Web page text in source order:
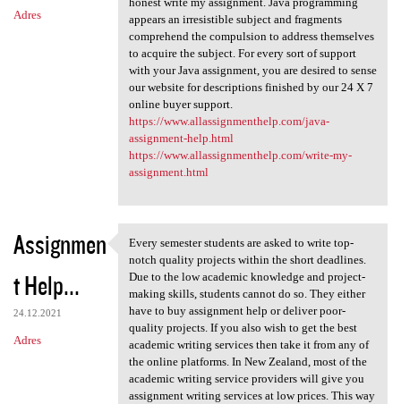
Adres
appears an irresistible subject and fragments
comprehend the compulsion to address themselves
to acquire the subject. For every sort of support
with your Java assignment, you are desired to sense
our website for descriptions finished by our 24 X 7
online buyer support.
https://www.allassignmenthelp.com/java-
assignment-help.html
https://www.allassignmenthelp.com/write-my-
assignment.html
Assignmen
t Help...
24.12.2021
Adres
Every semester students are
Every semester students are asked to write top-
notch quality projects within the short deadlines.
Due to the low academic knowledge and project-
making skills, students cannot do so. They either
have to buy assignment help or deliver poor-
quality projects. If you also wish to get the best
academic writing services then take it from any of
the online platforms. In New Zealand, most of the
academic writing service providers will give you
assignment writing services at low prices. This way